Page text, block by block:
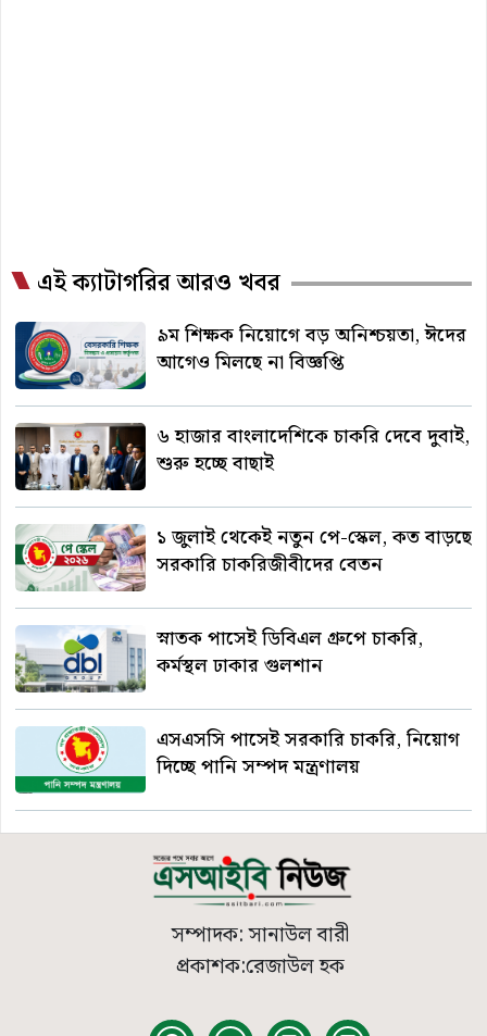
এই ক্যাটাগরির আরও খবর
৯ম শিক্ষক নিয়োগে বড় অনিশ্চয়তা, ঈদের
আগেও মিলছে না বিজ্ঞপ্তি
৬ হাজার বাংলাদেশিকে চাকরি দেবে দুবাই,
শুরু হচ্ছে বাছাই
১ জুলাই থেকেই নতুন পে-স্কেল, কত বাড়ছে
সরকারি চাকরিজীবীদের বেতন
স্নাতক পাসেই ডিবিএল গ্রুপে চাকরি,
কর্মস্থল ঢাকার গুলশান
এসএসসি পাসেই সরকারি চাকরি, নিয়োগ
দিচ্ছে পানি সম্পদ মন্ত্রণালয়
সম্পাদক: সানাউল বারী
প্রকাশক:রেজাউল হক